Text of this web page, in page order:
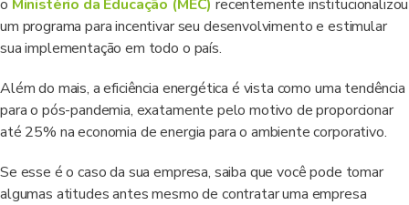
o Ministério da Educação (MEC) recentemente institucionalizou
um programa para incentivar seu desenvolvimento e estimular
sua implementação em todo o país.
Além do mais, a eficiência energética é vista como uma tendência
para o pós-pandemia, exatamente pelo motivo de proporcionar
até 25% na economia de energia para o ambiente corporativo.
Se esse é o caso da sua empresa, saiba que você pode tomar
algumas atitudes antes mesmo de contratar uma empresa